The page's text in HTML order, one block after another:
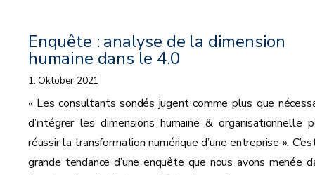
Enquête : analyse de la dimension
humaine dans le 4.0
1. Oktober 2021
« Les consultants sondés jugent comme plus que
d’intégrer les dimensions humaine & organisationnelle
réussir la transformation numérique d’une entreprise ».
grande tendance d’une enquête que nous avons menée